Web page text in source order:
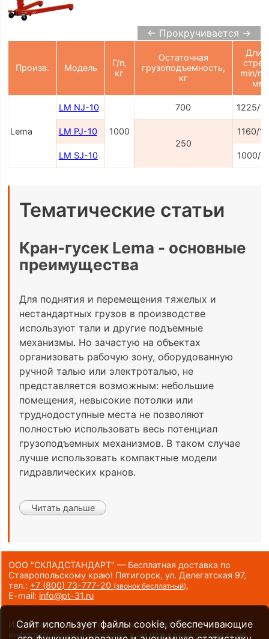
← Прокручивается →
Произв. Модель
Г/п,
кг
Остаточная
грузоподъемность,
кг
min/
мм
Lema
LM NJ-10
1000
700 1225/
LM PJ-10
250
1160/
LM SJ-10 1000/
Тематические статьи
Кран-гусек Lema - основные
преимущества
Для поднятия и перемещения тяжелых и
нестандартных грузов в производстве
используют тали и другие подъемные
механизмы. Но зачастую на объектах
организовать рабочую зону, оборудованную
ручной талью или электроталью, не
представляется возможным: небольшие
помещения, невысокие потолки или
труднодоступные места не позволяют
полностью использовать весь потенциал
грузоподъемных механизмов. В таком случае
лучше использовать компактные модели
гидравлических кранов.
Читать дальше
ООО "СКЛАДСТАНДАРТ" — Бесплатная доставка по
Ставропольскому краю! Пятигорск, ул. Делегатская 97,
тел.: +7 (800) 73-777-20 (звонок бесплатный),
E-mail: info@pt-31.ru
Информация на сайте носит исключительно
информационный характер и ни при каких условиях не
Сайт использует файлы cookie, обеспечивающие